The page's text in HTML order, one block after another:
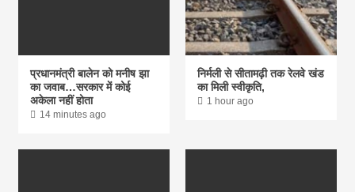
प्रधानमंत्री बालेन को मनीष झा
का जवाब…सरकार में कोई
अकेला नहीं होता
14 minutes ago
निर्मली से सीतामढ़ी तक रेलवे खंड
का मिली स्वीकृति,
1 hour ago